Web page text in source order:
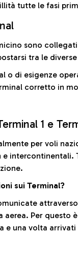
tutte le fasi
sono
tra le
o di esigenze
corretto in
1 e
per voli
intercontinentali.
sui Terminal?
Per questo
e una volta